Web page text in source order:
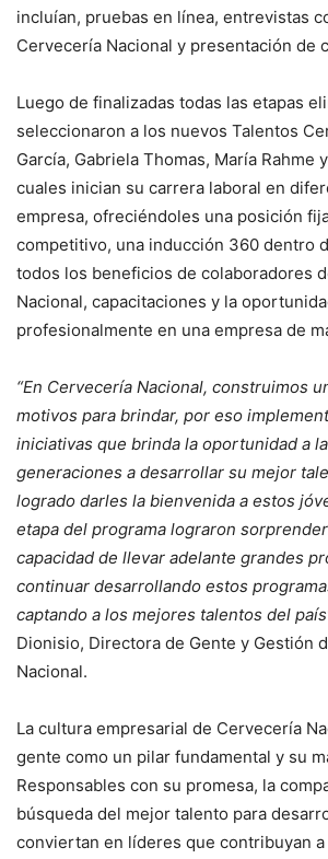
incluían, pruebas en línea, entrevistas
Cervecería Nacional y presentación de
Luego de finalizadas todas las etapas
seleccionaron a los nuevos Talentos
García, Gabriela Thomas, María Rahme
cuales inician su carrera laboral en
empresa, ofreciéndoles una posición
competitivo, una inducción 360 dentro
todos los beneficios de colaboradores
Nacional, capacitaciones y la
profesionalmente en una empresa de
“En Cervecería Nacional, construimos
motivos para brindar, por eso
iniciativas que brinda la oportunidad a
generaciones a desarrollar su mejor
logrado darles la bienvenida a estos
etapa del programa lograron
capacidad de llevar adelante grandes
continuar desarrollando estos
captando a los mejores talentos del
Dionisio, Directora de Gente y Gestión
Nacional.
La cultura empresarial de Cervecería
gente como un pilar fundamental y su
Responsables con su promesa, la
búsqueda del mejor talento para
conviertan en líderes que contribuyan